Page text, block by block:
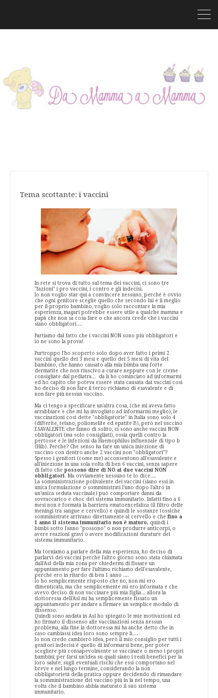
Tema scottante: i vaccini
In rete si trova di tutto sul tema dei vaccini, ci sono tre
"fazioni" i pro vaccini, i contro e gli indecisi.
Io non voglio star qui a convincere nessuno, perché è ovvio
che ogni genitore sceglie quello che secondo lui è il meglio
per il proprio bambino, voglio solo raccontare la mia
esperienza, magari potrebbe essere utile a qualche mamma e
papà che non sa cosa fare o che ancora crede che i vaccini
siano obbligatori....
Partiamo dal fatto che i vaccini NON sono più obbligatori e
io ne sono la prova!
Purtroppo l'ho scoperto solo dopo aver fatto i primi 2
vaccini quello dei 3 mesi e quello dei 5 mesi di vita del
bambino, che hanno causato alla mia bimba una forte
dermatite che non riuscivo a curare neppure con le creme
consigliate dal pediatra... da lì ho cominciato ad informarmi
ed ho capito che poteva essere stata causata dai vaccini così
ho deciso di non fare il terzo richiamo di esavalente e di
non fare più nessun vaccino.
Ma ci tengo a specificare un'altra cosa, (che mi aveva fatto
arrabbiare e che mi ha invogliato ad informarmi meglio), le
vaccinazioni così dette "obbligatorie" in Italia sono solo 4
(difterite, tetano, poliomelite ed epatite B), però nel vaccino
ESAVALENTE che fanno di solito, ci sono anche vaccini NON
obbligatori (ma solo consigliati), ossia quelli contro la
pertosse e le infezioni da Haemophilus influenzale di tipo b
(Hib). Perché? Che senso ha fare un unica iniezione di
vaccino con dentro anche 2 vaccini non "obbligatori"?
Spesso i genitori (come me) acconsentono all'esavalente e
all'iniezione in una sola volta di ben 6 vaccini, senza sapere
di fatto che possono dire di NO ai due vaccini NON
obbligatori. Ma ovviamente nessuno te lo dice....
La somministrazione polivalente dei vaccini (siano essi in
unica formulazione o somministrati l'uno dopo l'altro in
un'unica seduta vaccinale) può comportare danni da
sovraccarico e choc del sistema immunitario. Infatti fino a 6
mesi non è formata la barriera ematoencefalica (il filtro delle
meningi tra sangue e cervello) e quindi le sostanze tossiche
somministrate arrivano direttamente al cervello e che fino a
1 anno il sistema immunitario non è maturo, quindi i
bimbi sotto l'anno "possono" o non produrre anticorpi, o
avere reazioni gravi o avere modificazioni durature del
sistema immunitario.
Ma torniamo a parlare della mia esperienza, ho deciso di
parlarvi dei vaccini perché l'altro giorno sono stata chiamata
dall'Asl della mia zona per chiedermi di fissare un
appuntamento per fare l'ultimo richiamo dell'esavalente,
perché ero in ritardo di ben 1 anno ....
Io ho semplicemente risposto che no, non mi ero
dimenticata, ma che semplicemente mi ero informata e che
avevo deciso di non vaccinare più mia figlia... allora la
dottoressa dell'Asl mi ha semplicemente fissato un
appuntamento per andare a firmare un semplice modulo di
dissenso.
Quindi sono andata in Asl ho spiegato le mie motivazioni ed
ho firmato il dissenso alle vaccinazioni senza nessun
problema, alla fine la dottoressa mi ha anche detto che in
caso cambiassi idea loro sono sempre lì....
Io non credo cambierò idea, però il mio consiglio per tutti i
genitori indecisi è quello di informarsi bene, per poter
scegliere più consapevolmente se vaccinare o meno i propri
bambini; per farsi un'idea su quali siano i reali benefici per la
loro salute, sugli eventuali rischi che essi comportano nel
breve e nel lungo termine, considerando la non
obbligatorietà della pratica oppure decidendo di rimandare
la somministrazione del vaccino più in là nel tempo, una
volta che il bambino abbia maturato il suo sistema
immunitario.